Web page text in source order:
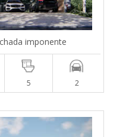
imponente
5 2